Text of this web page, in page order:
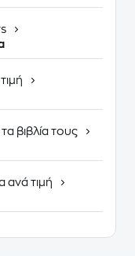
βιβλία τους
ανά τιμή